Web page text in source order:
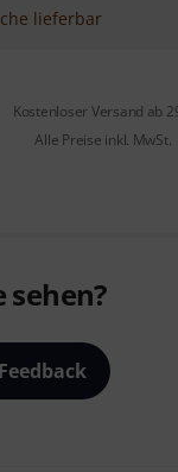
lieferbar
Kostenloser Versand ab
Alle Preise inkl. MwSt.
sehen?